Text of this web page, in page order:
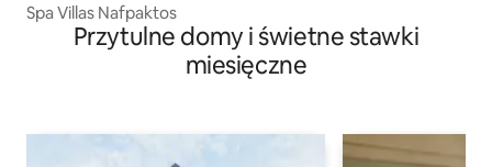
Spa Villas Nafpaktos
Przytulne domy i świetne stawki
miesięczne